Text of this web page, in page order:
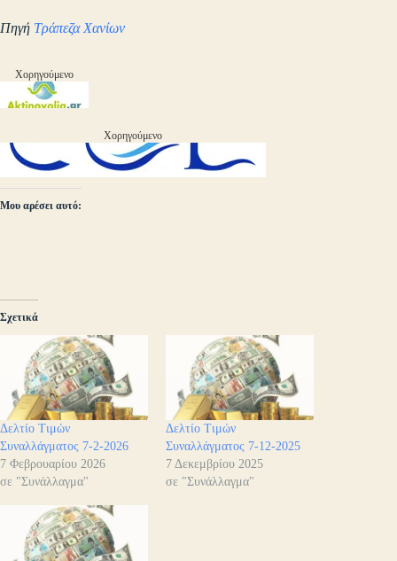
Πηγή Τράπεζα Χανίων
Χορηγούμενο
Χορηγούμενο
Μου αρέσει αυτό:
Σχετικά
Δελτίο Τιμών
Συναλλάγματος 7-2-2026
7 Φεβρουαρίου 2026
σε "Συνάλλαγμα"
Δελτίο Τιμών
Συναλλάγματος 7-12-2025
7 Δεκεμβρίου 2025
σε "Συνάλλαγμα"